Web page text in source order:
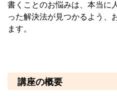
書くことのお悩みは、本当に
った解決法が見つかるよう、
ます。
講座の概要